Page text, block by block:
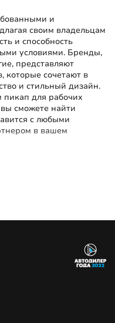
и
своим владельцам
и способность
условиями. Бренды,
представляют
сочетают в
и стильный дизайн.
пикап для рабочих
сможете найти
с любыми
в вашем